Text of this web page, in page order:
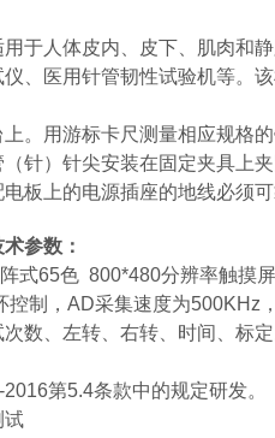
用于人体皮内、皮下、肌肉和
、医用针管韧性试验机等。
。用游标卡尺测量相应规格
针）针尖安装在固定夹具上
板上的电源插座的地线必须可
术参数：
式65色 800*480分辨率触摸
控制，AD采集速度为500KHz
数、左转、右转、时间、标
第5.4条款中的规定研发。
试